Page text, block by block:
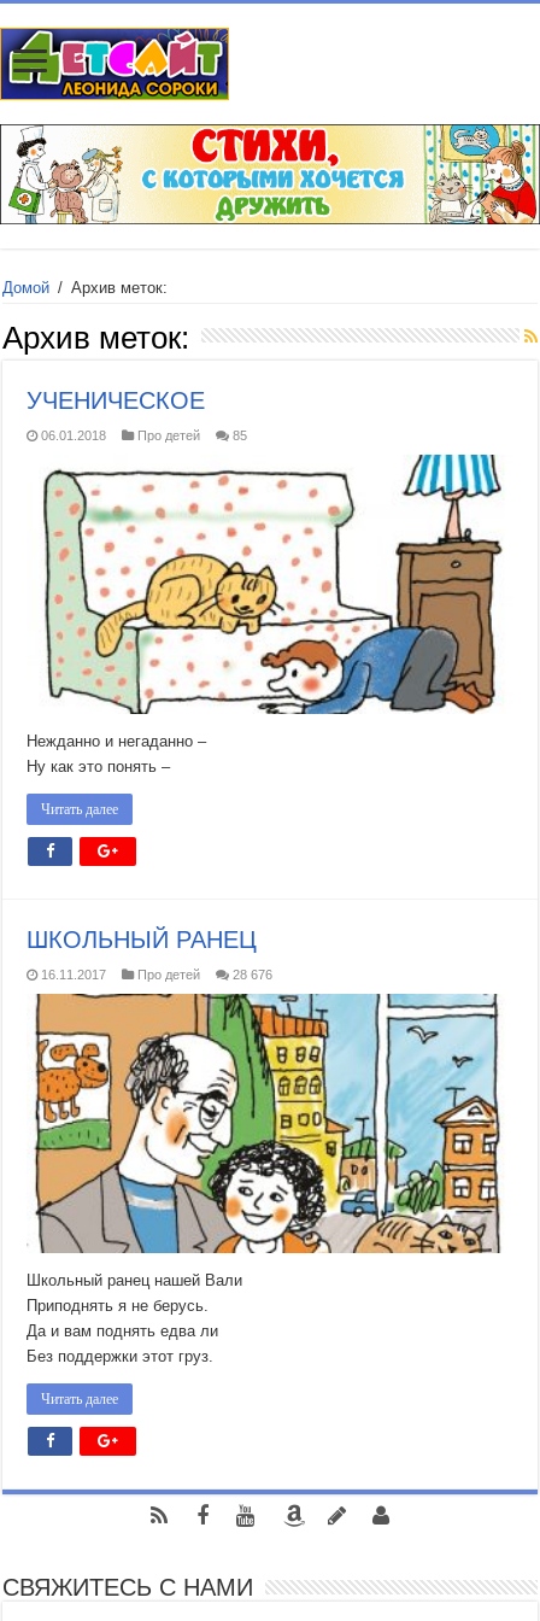
Домой / Архив меток:
Архив меток:
УЧЕНИЧЕСКОЕ
06.01.2018 Про детей 85
Нежданно и негаданно –
Ну как это понять –
Читать далее
ШКОЛЬНЫЙ РАНЕЦ
16.11.2017 Про детей 28 676
Школьный ранец нашей Вали
Приподнять я не берусь.
Да и вам поднять едва ли
Без поддержки этот груз.
Читать далее
СВЯЖИТЕСЬ С НАМИ